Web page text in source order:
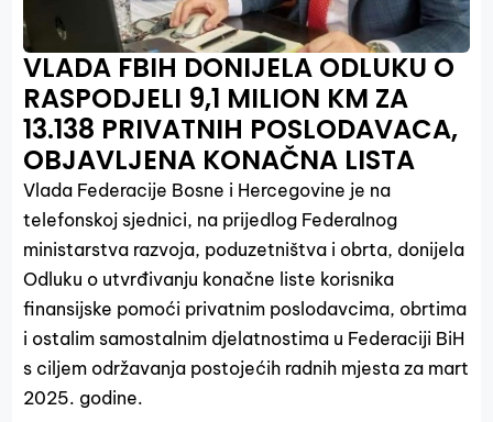
VLADA FBIH DONIJELA ODLUKU O
RASPODJELI 9,1 MILION KM ZA
13.138 PRIVATNIH POSLODAVACA,
OBJAVLJENA KONAČNA LISTA
Vlada Federacije Bosne i Hercegovine je na
telefonskoj sjednici, na prijedlog Federalnog
ministarstva razvoja, poduzetništva i obrta, donijela
Odluku o utvrđivanju konačne liste korisnika
finansijske pomoći privatnim poslodavcima, obrtima
i ostalim samostalnim djelatnostima u Federaciji BiH
s ciljem održavanja postojećih radnih mjesta za mart
2025. godine.